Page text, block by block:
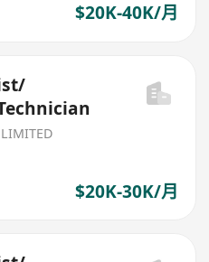
$20K-40K/月
$20K-30K/月